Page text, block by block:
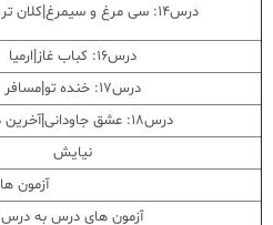
درس14: سی مرغ و سیمرغ|کلان تر و اولی تر
درس16: کباب غاز|ارمیا
درس17: خنده تو|مسافر
درس18: عشق جاودانی|آخرین درس
نیایش
آزمون ها
آزمون های درس به درس